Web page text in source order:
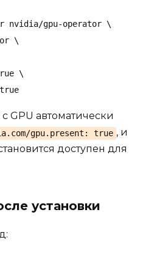
nvidia/gpu-operator \
\
\
GPU автоматически
gpu.present: true , и
доступен для
установки